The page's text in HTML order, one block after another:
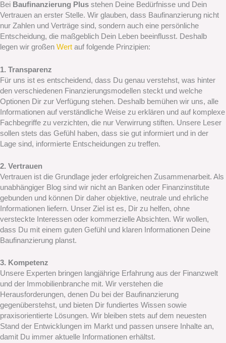
Bei Baufinanzierung Plus stehen Deine Bedürfnisse und Dein
Vertrauen an erster Stelle. Wir glauben, dass Baufinanzierung nicht
nur Zahlen und Verträge sind, sondern auch eine persönliche
Entscheidung, die maßgeblich Dein Leben beeinflusst. Deshalb
legen wir großen Wert auf folgende Prinzipien:
1. Transparenz
Für uns ist es entscheidend, dass Du genau verstehst, was hinter
den verschiedenen Finanzierungsmodellen steckt und welche
Optionen Dir zur Verfügung stehen. Deshalb bemühen wir uns, alle
Informationen auf verständliche Weise zu erklären und auf komplexe
Fachbegriffe zu verzichten, die nur Verwirrung stiften. Unsere Leser
sollen stets das Gefühl haben, dass sie gut informiert und in der
Lage sind, informierte Entscheidungen zu treffen.
2. Vertrauen
Vertrauen ist die Grundlage jeder erfolgreichen Zusammenarbeit. Als
unabhängiger Blog sind wir nicht an Banken oder Finanzinstitute
gebunden und können Dir daher objektive, neutrale und ehrliche
Informationen liefern. Unser Ziel ist es, Dir zu helfen, ohne
versteckte Interessen oder kommerzielle Absichten. Wir wollen,
dass Du mit einem guten Gefühl und klaren Informationen Deine
Baufinanzierung planst.
3. Kompetenz
Unsere Experten bringen langjährige Erfahrung aus der Finanzwelt
und der Immobilienbranche mit. Wir verstehen die
Herausforderungen, denen Du bei der Baufinanzierung
gegenüberstehst, und bieten Dir fundiertes Wissen sowie
praxisorientierte Lösungen. Wir bleiben stets auf dem neuesten
Stand der Entwicklungen im Markt und passen unsere Inhalte an,
damit Du immer aktuelle Informationen erhältst.